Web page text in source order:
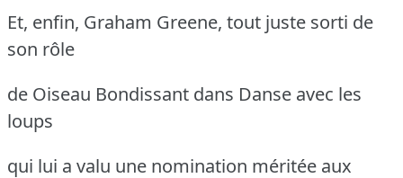
Et, enfin, Graham Greene, tout juste sorti de
son rôle
de Oiseau Bondissant dans Danse avec les
loups
qui lui a valu une nomination méritée aux